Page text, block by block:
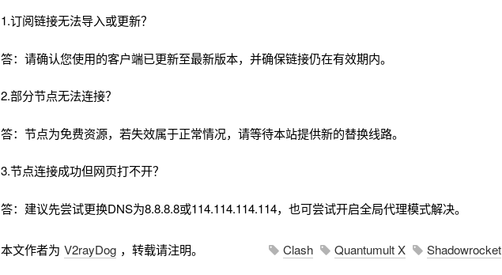
1.订阅链接无法导入或更新？
答：请确认您使用的客户端已更新至最新版本，并确保链接仍在有效期内。
2.部分节点无法连接？
答：节点为免费资源，若失效属于正常情况，请等待本站提供新的替换线路。
3.节点连接成功但网页打不开？
答：建议先尝试更换DNS为8.8.8.8或114.114.114.114，也可尝试开启全局代理模式解决。
本文作者为 V2rayDog ，转载请注明。 Clash Quantumult X Shadowrocket